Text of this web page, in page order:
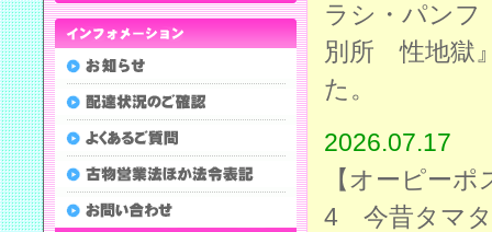
ラシ・パンフ
別所 性地獄
た。
2026.07.17
【オーピー
4 今昔タマタ